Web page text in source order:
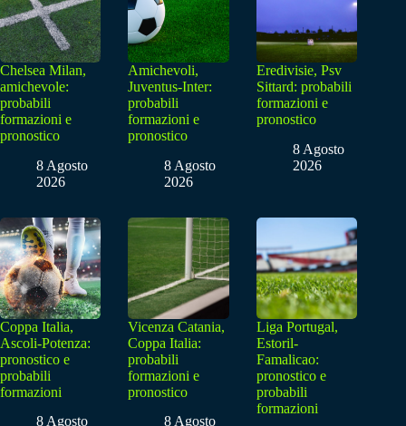
Chelsea Milan,
amichevole:
probabili
formazioni e
pronostico
8 Agosto
2026
Amichevoli,
Juventus-Inter:
probabili
formazioni e
pronostico
8 Agosto
2026
Eredivisie, Psv
Sittard: probabili
formazioni e
pronostico
8 Agosto
2026
Coppa Italia,
Ascoli-Potenza:
pronostico e
probabili
formazioni
8 Agosto
Vicenza Catania,
Coppa Italia:
probabili
formazioni e
pronostico
8 Agosto
Liga Portugal,
Estoril-
Famalicao:
pronostico e
probabili
formazioni